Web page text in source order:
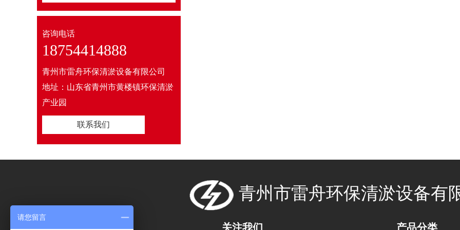
咨询电话
18754414888
青州市雷舟环保清淤设备有限公司
地址：山东省青州市黄楼镇环保清淤
产业园
联系我们
青州市雷舟环保清淤设备有
联系我们 关注我们 产品分类
请您留言